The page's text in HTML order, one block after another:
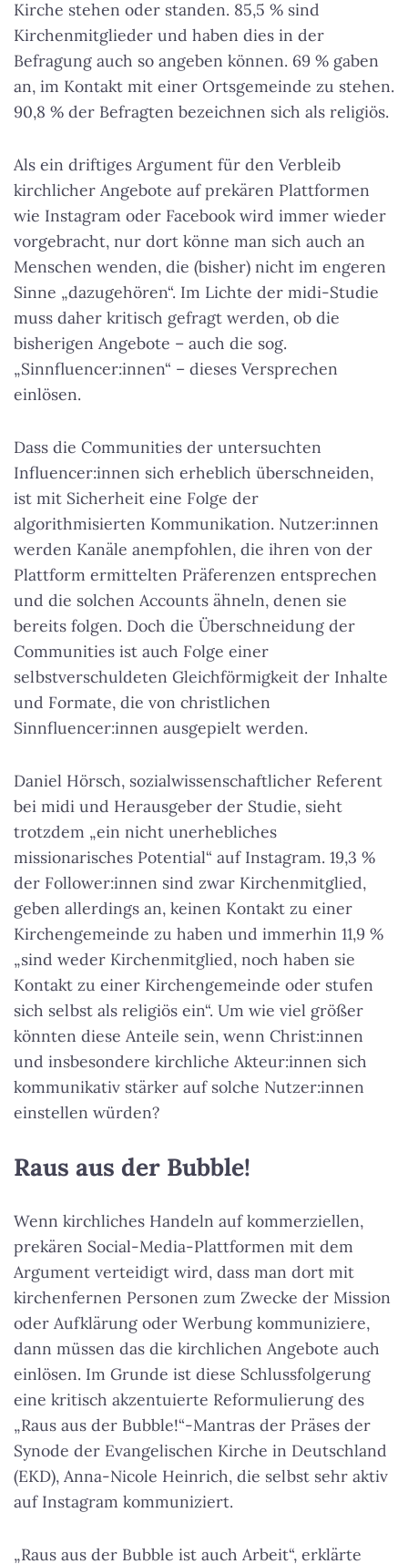
Kirche stehen oder standen. 85,5 % sind
Kirchenmitglieder und haben dies in der
Befragung auch so angeben können. 69 % gaben
an, im Kontakt mit einer Ortsgemeinde zu stehen.
90,8 % der Befragten bezeichnen sich als religiös.
Als ein driftiges Argument für den Verbleib
kirchlicher Angebote auf prekären Plattformen
wie Instagram oder Facebook wird immer wieder
vorgebracht, nur dort könne man sich auch an
Menschen wenden, die (bisher) nicht im engeren
Sinne „dazugehören“. Im Lichte der midi-Studie
muss daher kritisch gefragt werden, ob die
bisherigen Angebote – auch die sog.
„Sinnfluencer:innen“ – dieses Versprechen
einlösen.
Dass die Communities der untersuchten
Influencer:innen sich erheblich überschneiden,
ist mit Sicherheit eine Folge der
algorithmisierten Kommunikation. Nutzer:innen
werden Kanäle anempfohlen, die ihren von der
Plattform ermittelten Präferenzen entsprechen
und die solchen Accounts ähneln, denen sie
bereits folgen. Doch die Überschneidung der
Communities ist auch Folge einer
selbstverschuldeten Gleichförmigkeit der Inhalte
und Formate, die von christlichen
Sinnfluencer:innen ausgepielt werden.
Daniel Hörsch, sozial­wissen­schaft­licher Referent
bei midi und Herausgeber der Studie, sieht
trotzdem „ein nicht unerhebliches
missionarisches Potential“ auf Instagram. 19,3 %
der Follower:innen sind zwar Kirchenmitglied,
geben allerdings an, keinen Kontakt zu einer
Kirchengemeinde zu haben und immerhin 11,9 %
„sind weder Kirchenmitglied, noch haben sie
Kontakt zu einer Kirchengemeinde oder stufen
sich selbst als religiös ein“. Um wie viel größer
könnten diese Anteile sein, wenn Christ:innen
und insbesondere kirchliche Akteur:innen sich
kommunikativ stärker auf solche Nutzer:innen
einstellen würden?
Raus aus der Bubble!
Wenn kirchliches Handeln auf kommerziellen,
prekären Social-Media-Plattformen mit dem
Argument verteidigt wird, dass man dort mit
kirchenfernen Personen zum Zwecke der Mission
oder Aufklärung oder Werbung kommuniziere,
dann müssen das die kirchlichen Angebote auch
einlösen. Im Grunde ist diese Schlussfolgerung
eine kritisch akzentuierte Reformulierung des
„Raus aus der Bubble!“-Mantras der Präses der
Synode der Evangelischen Kirche in Deutschland
(EKD), Anna-Nicole Heinrich, die selbst sehr aktiv
auf Instagram kommuniziert.
„Raus aus der Bubble ist auch Arbeit“, erklärte